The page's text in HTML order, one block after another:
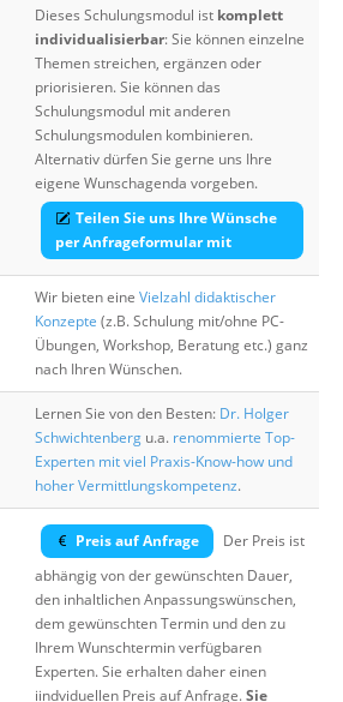
Dieses Schulungsmodul ist komplett
individualisierbar: Sie können einzelne
Themen streichen, ergänzen oder
priorisieren. Sie können das
Schulungsmodul mit anderen
Schulungsmodulen kombinieren.
Alternativ dürfen Sie gerne uns Ihre
eigene Wunschagenda vorgeben.
Teilen Sie uns Ihre Wünsche
per Anfrageformular mit
Wir bieten eine Vielzahl didaktischer
Konzepte (z.B. Schulung mit/ohne PC-
Übungen, Workshop, Beratung etc.) ganz
nach Ihren Wünschen.
Lernen Sie von den Besten: Dr. Holger
Schwichtenberg u.a. renommierte Top-
Experten mit viel Praxis-Know-how und
hoher Vermittlungskompetenz.
Preis auf Anfrage
Der Preis ist
abhängig von der gewünschten Dauer,
den inhaltlichen Anpassungswünschen,
dem gewünschten Termin und den zu
Ihrem Wunschtermin verfügbaren
Experten. Sie erhalten daher einen
iindviduellen Preis auf Anfrage.Sie